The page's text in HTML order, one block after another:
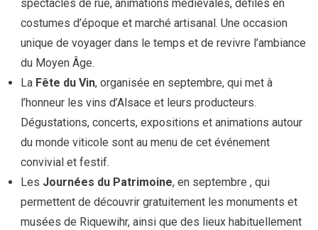
spectacles de rue, animations médiévales, défilés en
costumes d’époque et marché artisanal. Une occasion
unique de voyager dans le temps et de revivre l’ambiance
du Moyen Âge.
La Fête du Vin, organisée en septembre, qui met à
l’honneur les vins d’Alsace et leurs producteurs.
Dégustations, concerts, expositions et animations autour
du monde viticole sont au menu de cet événement
convivial et festif.
Les Journées du Patrimoine, en septembre , qui
permettent de découvrir gratuitement les monuments et
musées de Riquewihr, ainsi que des lieux habituellement